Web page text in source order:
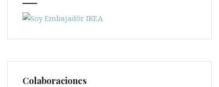
Colaboraciones